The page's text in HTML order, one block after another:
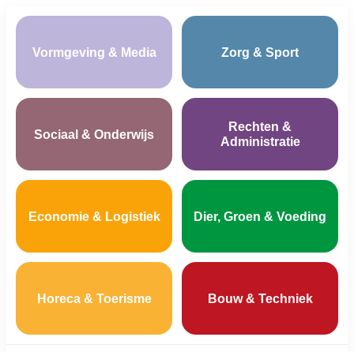
Vormgeving & Media Zorg & Sport
Sociaal & Onderwijs
Rechten &
Administratie
Economie & Logistiek Dier, Groen & Voeding
Horeca & Toerisme Bouw & Techniek